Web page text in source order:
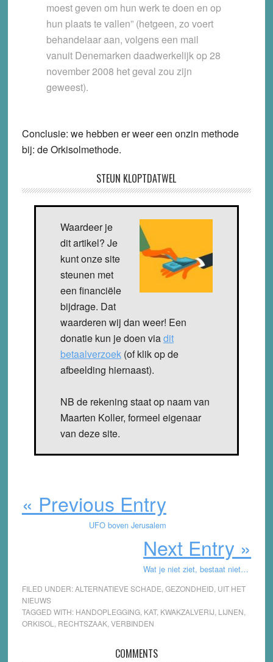
moest geven om hun werk te doen en op
hun plaats te vallen” (hetgeen, zo voert
behandelaar aan, volgens een mail
vanuit Denemarken daadwerkelijk op 28
november 2008 het geval zou zijn
geweest).
Conclusie: we hebben er weer een onzin methode
bij: de Orkisolmethode.
STEUN KLOPTDATWEL
Waardeer je
dit artikel? Je
kunt onze site
steunen met
een financiële
bijdrage. Dat
waarderen wij dan weer! Een
donatie kun je doen viadit
betaalverzoek(of klik op de
afbeelding hiernaast).
NB de rekening staat op naam van
Maarten Koller, formeel eigenaar
van deze site.
« Previous Entry
UFO boven Jerusalem
Next Entry »
Wat je niet ziet, bestaat niet…
FILED UNDER:ALTERNATIEVE SCHADE GEZONDHEID UIT HET
NIEUWS
TAGGED WITH: HANDOPLEGGING, KAT, KWAKZALVERIJ LIJNEN
ORKISOL
RECHTSZAAK, VERBINDEN
COMMENTS